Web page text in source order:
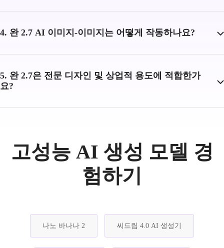
4. 완 2.7 AI 이미지-이미지는 어떻게 작동하나요?
5. 완 2.7은 전문 디자인 및 상업적 용도에 적합한가
요?
고성능 AI 생성 모델 경
험하기
나노 바나나 2 씨드림 4.0 AI 생성기